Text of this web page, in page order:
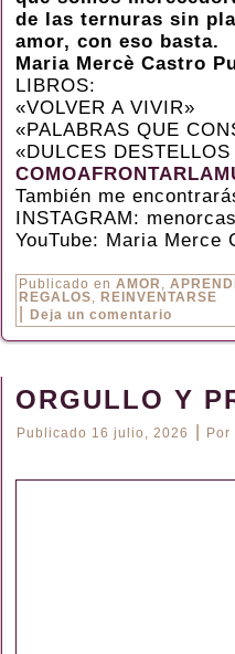
de las ternuras sin
amor, con eso basta.
Maria Mercè Castro
LIBROS:
«VOLVER A VIVIR»
«PALABRAS QUE
«DULCES
También me
INSTAGRAM:
YouTube: Maria Merce
Publicado en AMOR ,
REGALOS, REINVENTARSE
Deja un comentario
ORGULLO Y
Publicado 16 julio, 2026 Por